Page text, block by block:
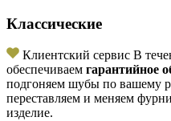
Классические
Клиентский сервис В
обеспечиваем гарантийное
подгоняем шубы по вашему
переставляем и меняем
изделие.